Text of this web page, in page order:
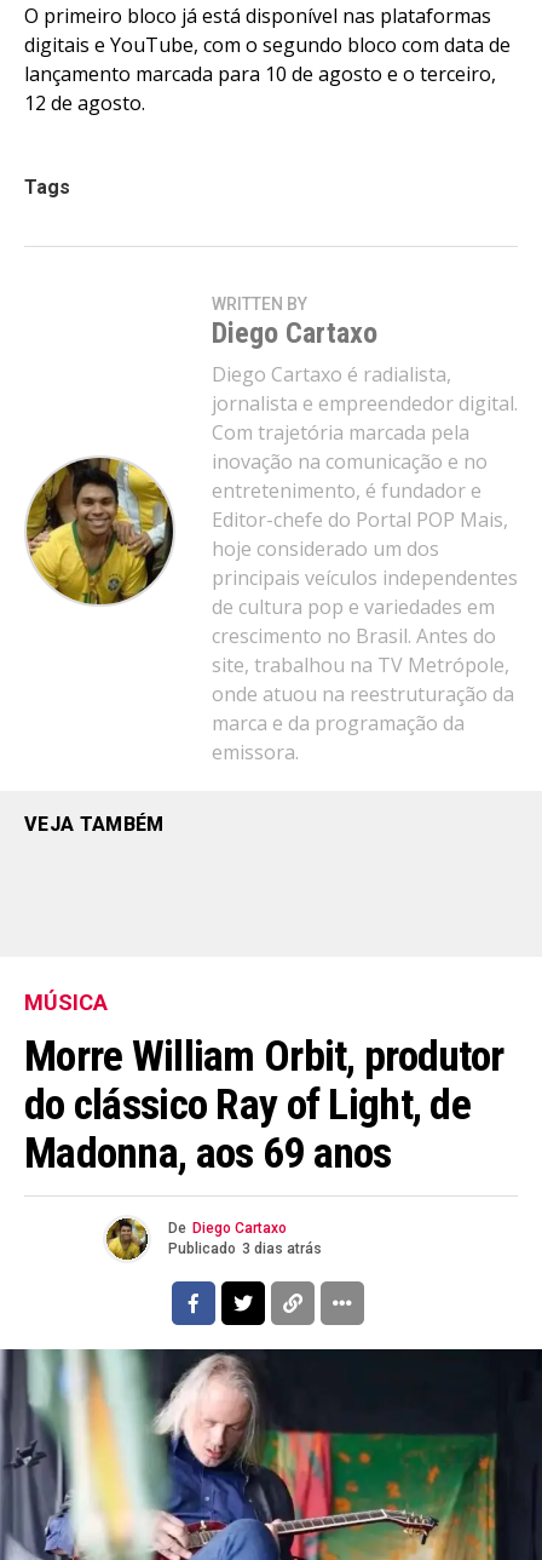
O primeiro bloco já está disponível nas plataformas
digitais e YouTube, com o segundo bloco com data de
lançamento marcada para 10 de agosto e o terceiro,
12 de agosto.
Tags
WRITTEN BY
Diego Cartaxo
Diego Cartaxo é radialista,
jornalista e empreendedor digital.
Com trajetória marcada pela
inovação na comunicação e no
entretenimento, é fundador e
Editor-chefe do Portal POP Mais,
hoje considerado um dos
principais veículos independentes
de cultura pop e variedades em
crescimento no Brasil. Antes do
site, trabalhou na TV Metrópole,
onde atuou na reestruturação da
marca e da programação da
emissora.
VEJA TAMBÉM
MÚSICA
Morre William Orbit, produtor
do clássico Ray of Light, de
Madonna, aos 69 anos
De Diego Cartaxo
Publicado 3 dias atrás